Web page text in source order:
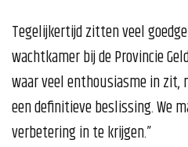
Tegelijkertijd zitten veel
wachtkamer bij de Provincie
waar veel enthousiasme in
een definitieve beslissing. We
verbetering in te krijgen.”